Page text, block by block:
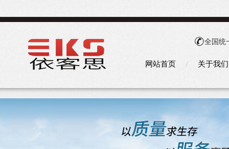
全国统
网站首页 关于我们